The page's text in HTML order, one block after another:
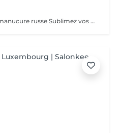
Semi-permanent technique manucure russe Sublimez vos ongles avec notre manucure russe, une technique professionnelle qui offre un résultat ultra-précis et durable. Cette prestation inclut : Soin complet des ongles et cuticules Limage et préparation minutieuse Application du semi-permanent pour un rendu net et élégant Résultat impeccable : la repousse n'est pas visible pendant 10 jours Durée : 45 minutes